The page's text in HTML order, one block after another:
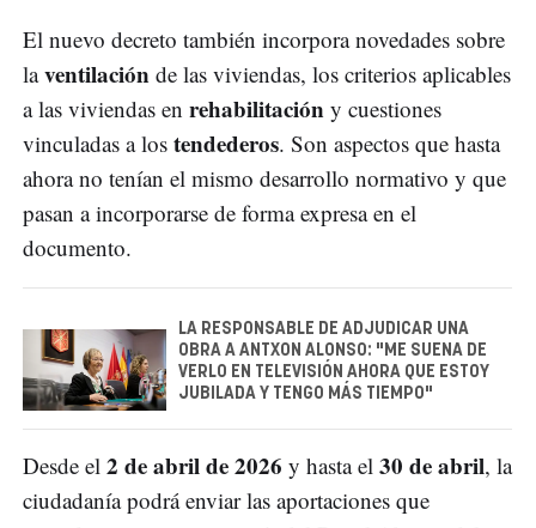
El nuevo decreto también incorpora novedades sobre
laventilación de las viviendas, los criterios aplicables
a las viviendas en rehabilitación y cuestiones
vinculadas a los tendederos. Son aspectos que hasta
ahora no tenían el mismo desarrollo normativo y que
pasan a incorporarse de forma expresa en el
documento.
LA RESPONSABLE DE ADJUDICAR UNA
OBRA A ANTXON ALONSO: "ME SUENA DE
VERLO EN TELEVISIÓN AHORA QUE ESTOY
JUBILADA Y TENGO MÁS TIEMPO"
Desde el 2 de abril de 2026 y hasta el 30 de abril, la
ciudadanía podrá enviar las aportaciones que